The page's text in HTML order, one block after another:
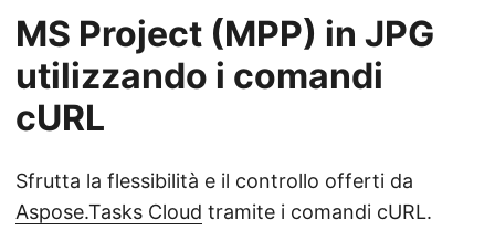
MS Project (MPP) in JPG
utilizzando i comandi
cURL
Sfrutta la flessibilità e il controllo offerti da
Aspose.Tasks Cloud tramite i comandi cURL.